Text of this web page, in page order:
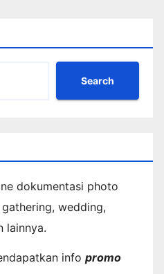
Search
dokumentasi photo
wedding,
lainnya.
info promo